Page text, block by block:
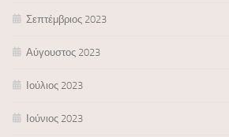
Σεπτέμβριος 2023
Αύγουστος 2023
Ιούλιος 2023
Ιούνιος 2023